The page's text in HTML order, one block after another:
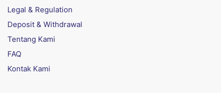
Legal & Regulation
Deposit & Withdrawal
Tentang Kami
FAQ
Kontak Kami